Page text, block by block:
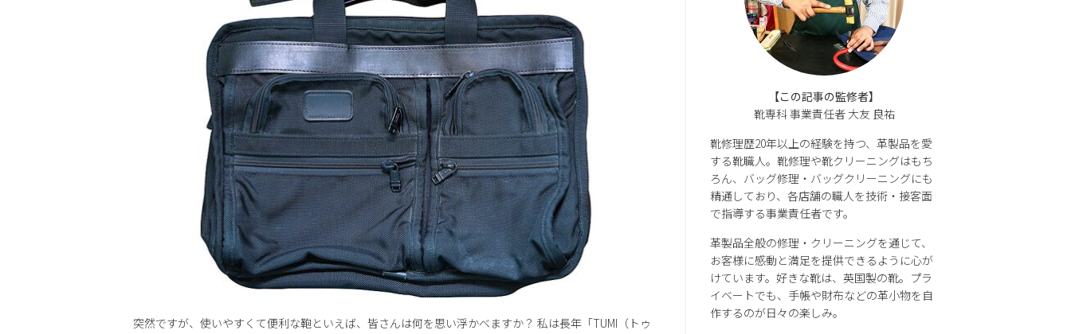
突然ですが、使いやすくて便利な鞄といえば、皆さんは何を思い浮かべますか？ 私は長年「TUMI（トゥ
【この記事の監修者】
靴専科 事業責任者 大友 良祐
靴修理歴20年以上の経験を持つ、革製品を愛
する靴職人。靴修理や靴クリーニングはもち
ろん、バッグ修理・バッグクリーニングにも
精通しており、各店舗の職人を技術・接客面
で指導する事業責任者です。
革製品全般の修理・クリーニングを通じて、
お客様に感動と満足を提供できるように心が
けています。好きな靴は、英国製の靴。プラ
イベートでも、手帳や財布などの革小物を自
作するのが日々の楽しみ。